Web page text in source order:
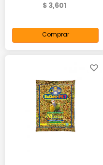
$ 3,601
Comprar